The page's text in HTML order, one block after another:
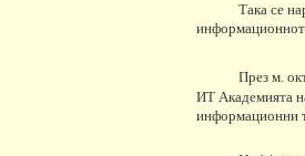
Така се
През м.
ИТ Академията
информационни